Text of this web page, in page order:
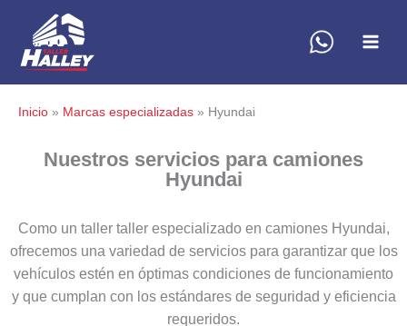
contenido
Inicio Marcas especializadas Hyundai
Nuestros servicios para camiones
Hyundai
Como un taller taller especializado en camiones Hyundai,
ofrecemos una variedad de servicios para garantizar que los
vehículos estén en óptimas condiciones de funcionamiento
y que cumplan con los estándares de seguridad y eficiencia
requeridos.